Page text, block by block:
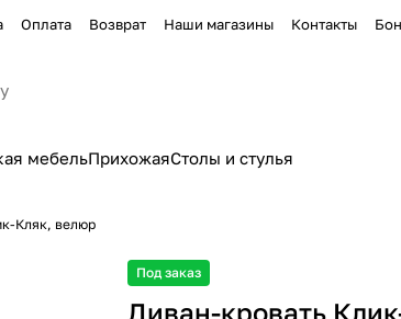
Оплата Возврат Наши магазины Контакты
мебельПрихожаяСтолы и стулья
Кляк, велюр
Под заказ
Диван-кровать